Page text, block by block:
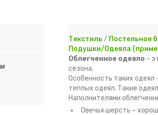
Текстиль / Постельное
Подушки/Одеяла
Облегченное одеяло –
сезона.
Особенность таких одеял
теплых одеял. Такие
Наполнителями
Овечья шерсть –